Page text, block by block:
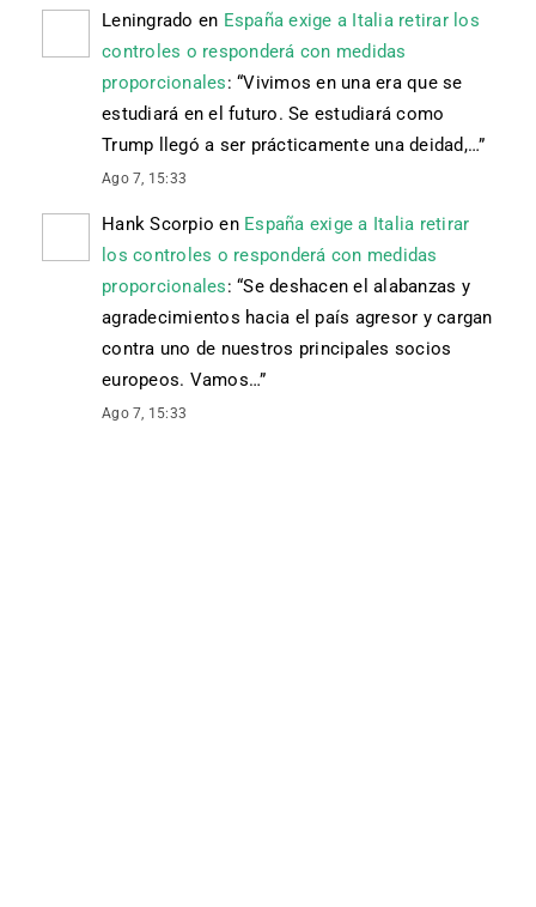
Leningrado en España exige a Italia retirar los
controles o responderá con medidas
proporcionales: “Vivimos en una era que se
estudiará en el futuro. Se estudiará como
Trump llegó a ser prácticamente una deidad,…”
Ago 7, 15:33
Hank Scorpio en España exige a Italia retirar
los controles o responderá con medidas
proporcionales: “Se deshacen el alabanzas y
agradecimientos hacia el país agresor y cargan
contra uno de nuestros principales socios
europeos. Vamos…”
Ago 7, 15:33